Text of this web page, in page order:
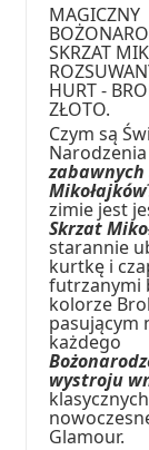
MAGICZNY
SKRZAT
HURT -
ZŁOTO.
Czym są
Mikołajków
zimie jest
Skrzat
starannie
kurtkę i
futrzanymi
kolorze
pasującym
każdego
wystroju
Glamour.